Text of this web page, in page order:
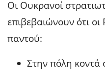
Οι Ουκρανοί
επιβεβαιώνουν ότι
παντού:
Στην πόλη